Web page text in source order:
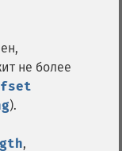
не более
).
,